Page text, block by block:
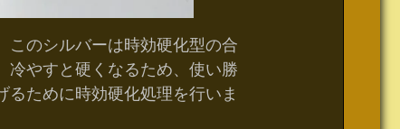
このシルバーは時効硬化型の合
冷やすと硬くなるため、使い勝
ために時効硬化処理を行いま